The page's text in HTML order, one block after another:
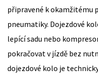
připravené k okamžitému
pneumatiky. Dojezdové
lepící sadu nebo
pokračovat v jízdě bez
dojezdové kolo je